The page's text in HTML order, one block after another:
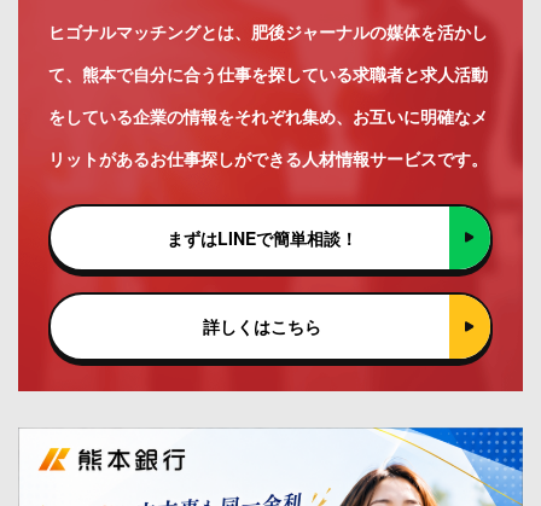
ヒゴナルマッチングとは、肥後ジャーナルの媒体を活かし
て、熊本で自分に合う仕事を探している求職者と求人活動
をしている企業の情報をそれぞれ集め、お互いに明確なメ
リットがあるお仕事探しができる人材情報サービスです。
まずはLINEで簡単相談！
詳しくはこちら